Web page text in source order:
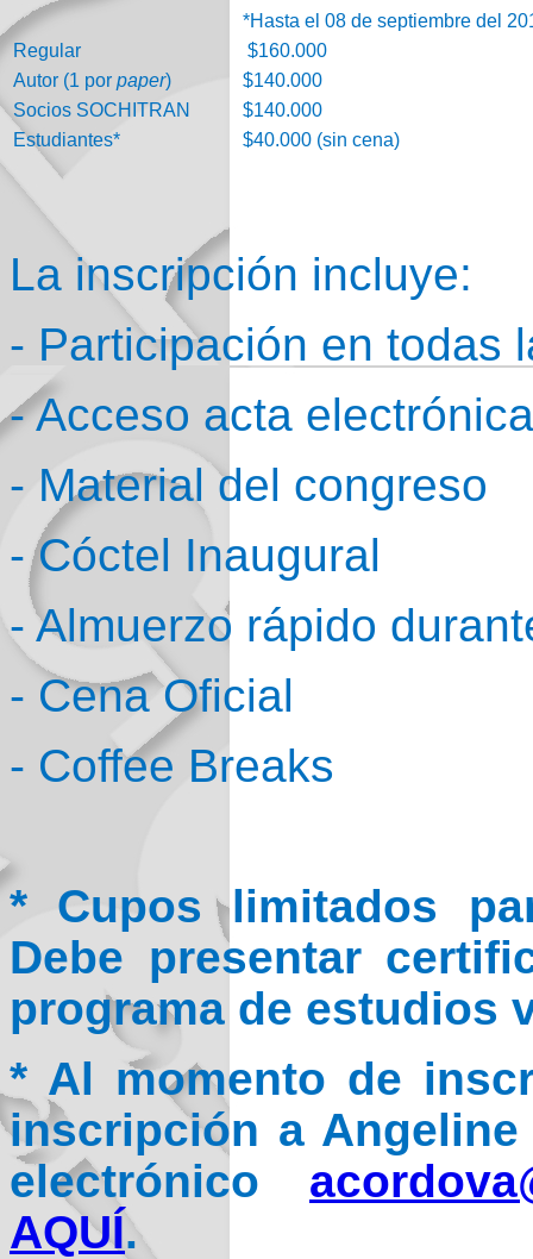
*Hasta el 08 de septiembre del
Regular
$160.000
Autor (1 por paper)
$140.000
Socios SOCHITRAN
$140.000
Estudiantes*
$40.000 (sin cena)
La inscripción incluye:
- Participación en todas
- Acceso acta electrónica
- Material del congreso
- Cóctel Inaugural
- Almuerzo rápido
- Cena Oficial
- Coffee Breaks
* Cupos limitados
Debe presentar
programa de estudios
* Al momento de
inscripción a
electrónico
AQUÍ.